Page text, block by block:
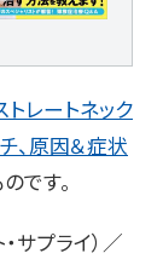
トレートネック
、原因＆症状
です。
サプライ）／